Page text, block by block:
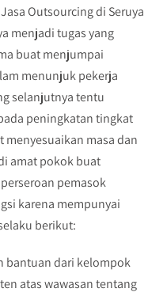
Outsourcing di Seruya
menjadi tugas yang
buat menjumpai
menunjuk pekerja
selanjutnya tentu
peningkatan tingkat
menyesuaikan masa dan
amat pokok buat
pemasok
karena mempunyai
berikut:
bantuan dari kelompok
atas wawasan tentang